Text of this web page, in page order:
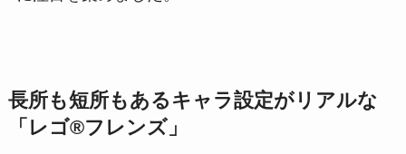
長所も短所もあるキャラ設定がリアルな
「 レゴ®フレンズ」